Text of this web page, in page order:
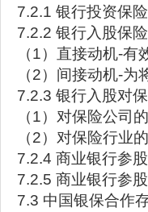
7.2.1 银行投资保
7.2.2 银行入股保
（1）直接动机-有
（2）间接动机-
7.2.3 银行入股对
（1）对保险公司
（2）对保险行业
7.2.4 商业银行参
7.2.5 商业银行参
7.3 中国银保合作